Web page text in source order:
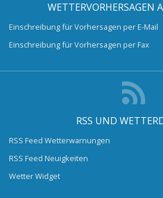
WETTERVORHERSAGEN
Einschreibung für Vorhersagen per E-Mail
Einschreibung für Vorhersagen per Fax
RSS UND
RSS Feed Wetterwarnungen
RSS Feed Neuigkeiten
Wetter Widget